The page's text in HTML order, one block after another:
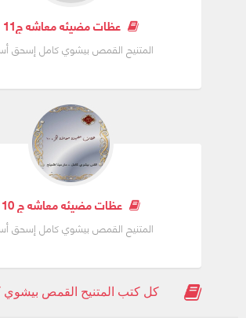
عظات مضيئه معاشه ج11
المتنيح القمص بيشوي كامل إسحق
عظات مضيئه معاشه ج 10
المتنيح القمص بيشوي كامل إسحق
كل كتب المتنيح القمص